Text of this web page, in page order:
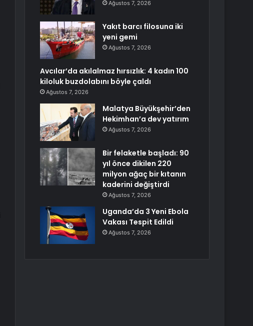
Ağustos 7, 2026
Yakıt barcı filosuna iki
yeni gemi
Ağustos 7, 2026
Avcılar’da akılalmaz hırsızlık: 4 kadın 100
kiloluk buzdolabını böyle çaldı
Ağustos 7, 2026
Malatya Büyükşehir’den
Hekimhan’a dev yatırım
Ağustos 7, 2026
Bir felaketle başladı: 90
yıl önce dikilen 220
milyon ağaç bir kıtanın
kaderini değiştirdi
Ağustos 7, 2026
Uganda’da 3 Yeni Ebola
Vakası Tespit Edildi
Ağustos 7, 2026